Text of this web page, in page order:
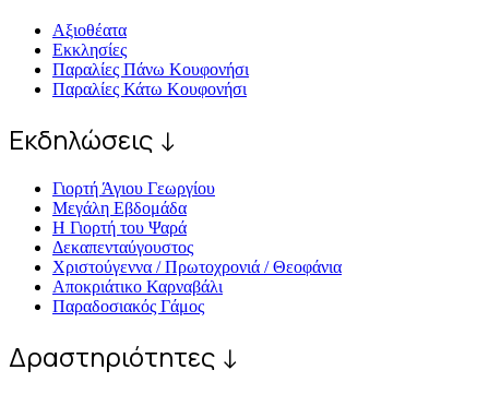
Αξιοθέατα
Εκκλησίες
Παραλίες Πάνω Κουφονήσι
Παραλίες Κάτω Κουφονήσι
Εκδηλώσεις ↓
Γιορτή Άγιου Γεωργίου
Μεγάλη Εβδομάδα
Η Γιορτή του Ψαρά
Δεκαπενταύγουστος
Χριστούγεννα / Πρωτοχρονιά / Θεοφάνια
Αποκριάτικο Καρναβάλι
Παραδοσιακός Γάμος
Δραστηριότητες ↓